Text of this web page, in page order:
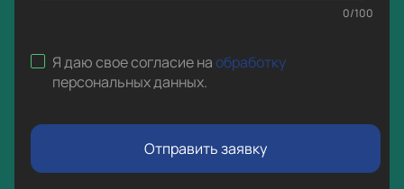
0/100
Я даю свое согласие наобработку
персональных данных.
Отправить заявку